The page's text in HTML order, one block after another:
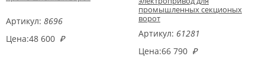
Артикул: 8696
Цена:48 600 ₽
промышленных секционых
ворот
Артикул: 61281
Цена:66 790 ₽